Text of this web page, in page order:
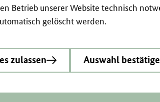
Betrieb unserer Website technisch
gelöscht werden.
zulassen Auswahl